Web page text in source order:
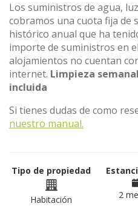
Los suministros de agua,
cobramos una cuota fija de
histórico anual que ha
importe de suministros en
alojamientos no cuentan
internet. Limpieza
incluida
Si tienes dudas de como
nuestro manual.
Tipo de propiedad
Habitación 2